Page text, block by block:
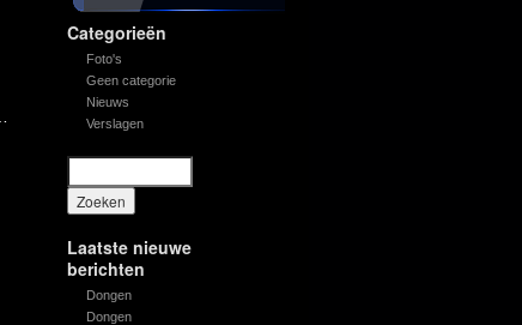
Categorieën
Foto's
Geen categorie
Nieuws
Verslagen
Laatste nieuwe
berichten
Dongen
Dongen